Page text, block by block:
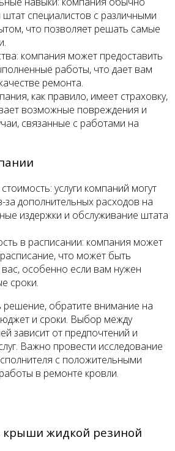
специалистов с различными
что позволяет решать самые
компания может предоставить
работы, что дает вам
ремонта.
как правило, имеет страховку,
возможные повреждения и
связанные с работами на
услуги компаний могут
за дополнительных расходов на
издержки и обслуживание штата
в расписании: компания может
что может быть
особенно если вам нужен
сроки.
обратите внимание на
и сроки. Выбор между
зависит от предпочтений и
Важно провести исследование
с положительными
в ремонте кровли.
крыши жидкой резиной